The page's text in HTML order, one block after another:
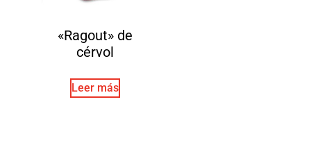
«Ragout» de
cérvol
Leer más